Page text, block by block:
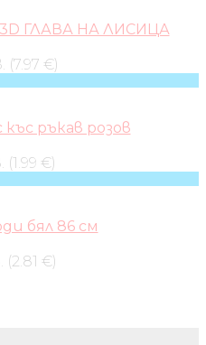
3D ГЛАВА НА ЛИСИЦА
(7.97 €)
ръкав розов
(1.99 €)
бял 86 см
(2.81 €)